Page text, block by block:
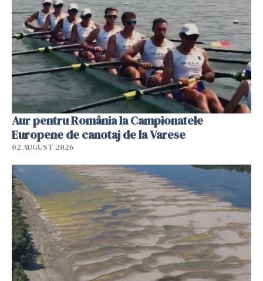
Aur pentru România la Campionatele
Europene de canotaj de la Varese
02 AUGUST 2026